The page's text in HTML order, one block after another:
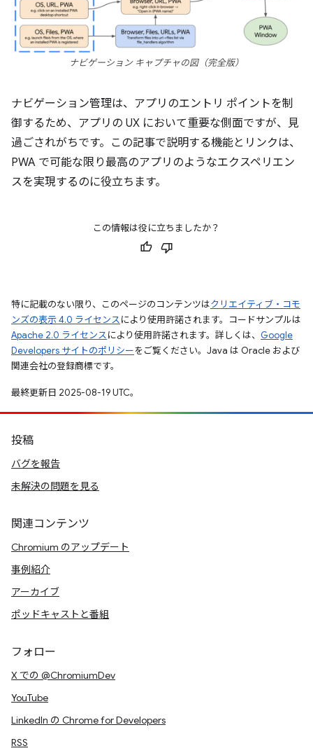
ナビゲーション キャプチャの図（完全版）
ナビゲーション管理は、アプリのエントリ ポイントを制
御するため、アプリの UX において重要な側面ですが、見
過ごされがちです。この記事で説明する機能とリンクは、
PWA で可能な限り最高のアプリのようなエクスペリエン
スを実現するのに役立ちます。
この情報は役に立ちましたか？
特に記載のない限り、このページのコンテンツはクリエイティブ・コモ
ンズの表示 4.0 ライセンスにより使用許諾されます。コードサンプルは
Apache 2.0 ライセンスにより使用許諾されます。詳しくは、 Google
Developers サイトのポリシーをご覧ください。Java は Oracle および
関連会社の登録商標です。
最終更新日 2025-08-19 UTC。
投稿
バグを報告
未解決の問題を見る
関連コンテンツ
Chromium のアップデート
事例紹介
アーカイブ
ポッドキャストと番組
フォロー
X での @ChromiumDev
YouTube
LinkedIn の Chrome for Developers
RSS